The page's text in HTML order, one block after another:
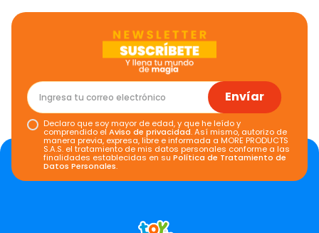
Envíar
Declaro que soy mayor de edad, y que he leído y
comprendido elAviso de privacidad. Así mismo, autorizo de
manera previa, expresa, libre e informada a MORE PRODUCTS
S.A.S. el tratamiento de mis datos personales conforme a las
finalidades establecidas en suPolítica de Tratamiento de
Datos Personales.